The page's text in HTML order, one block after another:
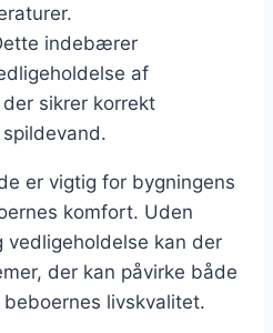
indebærer
af
sikrer korrekt
er vigtig for bygningens
komfort. Uden
vedligeholdelse kan der
der kan påvirke både
livskvalitet.